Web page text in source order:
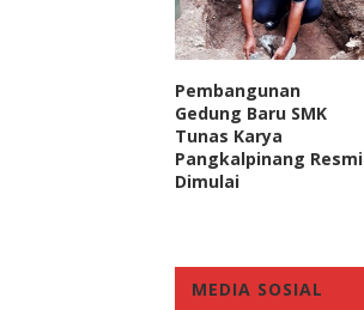
Pembangunan
Gedung Baru SMK
Tunas Karya
Pangkalpinang Resmi
Dimulai
MEDIA SOSIAL